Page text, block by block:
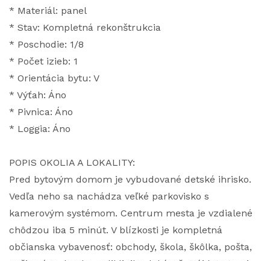
* Materiál: panel
* Stav: Kompletná rekonštrukcia
* Poschodie: 1/8
* Počet izieb: 1
* Orientácia bytu: V
* Výťah: Áno
* Pivnica: Áno
* Loggia: Áno
POPIS OKOLIA A LOKALITY:
Pred bytovým domom je vybudované detské ihrisko.
Vedľa neho sa nachádza veľké parkovisko s
kamerovým systémom. Centrum mesta je vzdialené
chôdzou iba 5 minút. V blízkosti je kompletná
občianska vybavenosť: obchody, škola, škôlka, pošta,